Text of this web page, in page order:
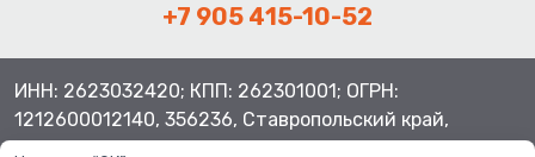
+7 905 415-10-52
ИНН: 2623032420; КПП: 262301001; ОГРН:
1212600012140, 356236, Ставропольский край,
Шпаковский район, с.Верхнерусское, ул.Батайская 3